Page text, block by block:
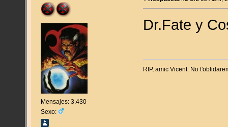
Mensajes: 3.430
Sexo:
Dr.Fate y
RIP, amic Vicent. No